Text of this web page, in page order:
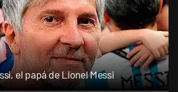
el papá de Lionel Messi